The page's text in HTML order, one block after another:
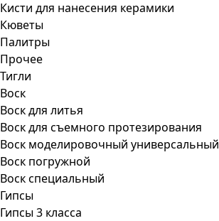
Кисти для нанесения керамики
Кюветы
Палитры
Прочее
Тигли
Воск
Воск для литья
Воск для съемного протезирования
Воск моделировочный универсальный
Воск погружной
Воск специальный
Гипсы
Гипсы 3 класса